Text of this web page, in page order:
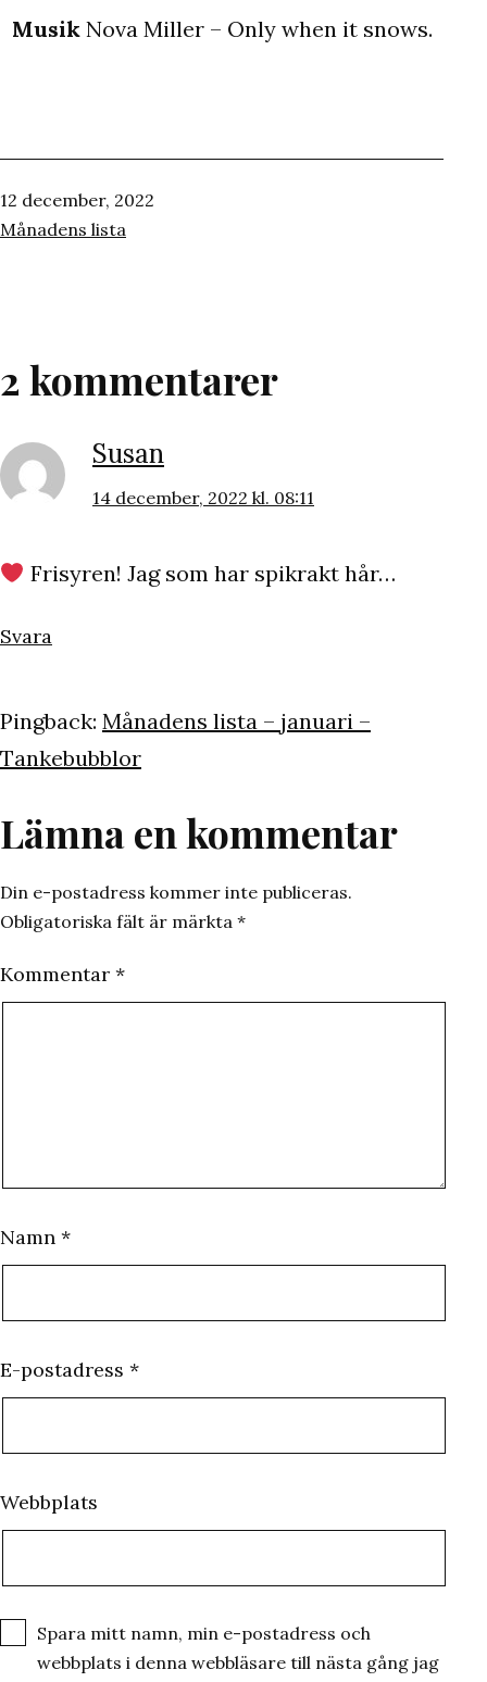
MusikNova Miller – Only when it snows.
Publicerat
den
12 december, 2022
Kategoriserat
Månadens lista
2 kommentarer
Susan
14 december, 2022 kl. 08:11
Frisyren! Jag som har spikrakt hår…
Svara
Pingback: Månadens lista – januari –
Tankebubblor
Lämna en kommentar
Din e-postadress kommer inte publiceras.
Obligatoriska fält är märkta *
Kommentar *
Namn *
E-postadress *
Webbplats
Spara mitt namn, min e-postadress och
webbplats i denna webbläsare till nästa gång jag